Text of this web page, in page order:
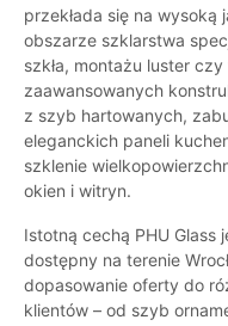
przekłada się na wysoką
obszarze szklarstwa
szkła, montażu luster
zaawansowanych
z szyb hartowanych,
eleganckich paneli
szklenie
okien i witryn.
Istotną cechą PHU Glass
dostępny na terenie
dopasowanie oferty do
klientów – od szyb